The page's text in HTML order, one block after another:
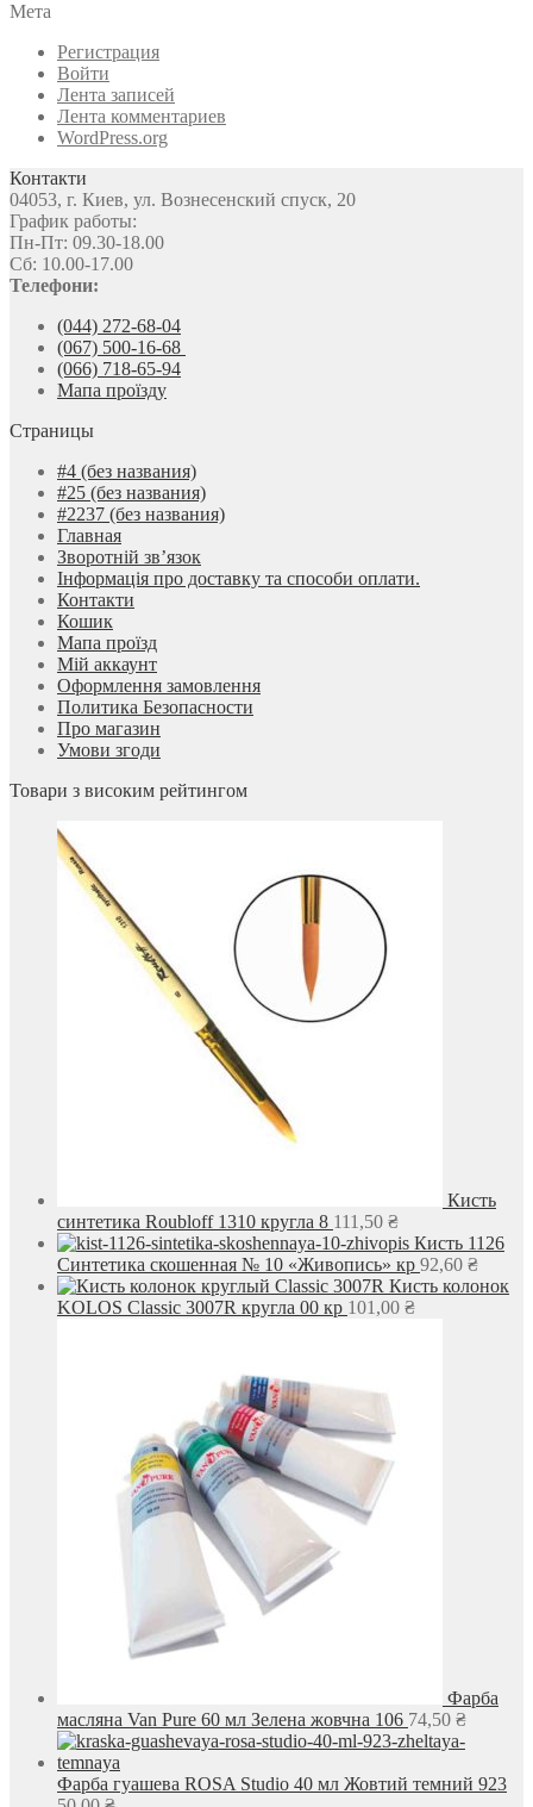
Мета
Регистрация
Войти
Лента записей
Лента комментариев
WordPress.org
Контакти
04053, г. Киев, ул. Вознесенский спуск, 20
График работы:
Пн-Пт: 09.30-18.00
Сб: 10.00-17.00
Телефони:
(044) 272-68-04
(067) 500-16-68
(066) 718-65-94
Мапа проїзду
Страницы
#4 (без названия)
#25 (без названия)
#2237 (без названия)
Главная
Зворотній зв’язок
Інформація про доставку та способи оплати.
Контакти
Кошик
Мапа проїзд
Мій аккаунт
Оформлення замовлення
Политика Безопасности
Про магазин
Умови згоди
Товари з високим рейтингом
Кисть
синтетика Roubloff 1310 кругла 8 111,50 ₴
Кисть 1126
Синтетика скошенная № 10 «Живопись» кр 92,60 ₴
Кисть колонок
KOLOS Classic 3007R кругла 00 кр 101,00 ₴
Фарба
масляна Van Pure 60 мл Зелена жовчна 106 74,50 ₴
Фарба гуашева ROSA Studio 40 мл Жовтий темний 923